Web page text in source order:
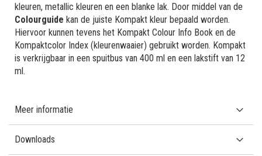
kleuren, metallic kleuren en een blanke lak. Door middel van de
Colourguide kan de juiste Kompakt kleur bepaald worden.
Hiervoor kunnen tevens het Kompakt Colour Info Book en de
Kompaktcolor Index (kleurenwaaier) gebruikt worden. Kompakt
is verkrijgbaar in een spuitbus van 400 ml en een lakstift van 12
ml.
Meer informatie
Downloads